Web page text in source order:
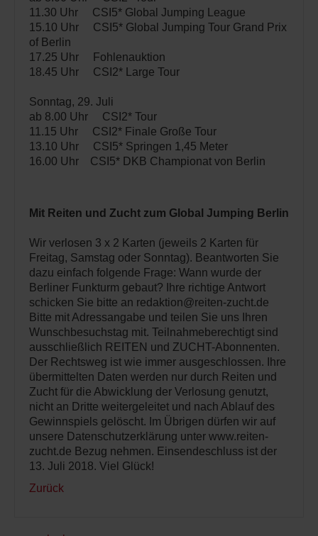
11.30 Uhr CSI5* Global Jumping League
15.10 Uhr CSI5* Global Jumping Tour Grand Prix
of Berlin
17.25 Uhr Fohlenauktion
18.45 Uhr CSI2* Large Tour
Sonntag, 29. Juli
ab 8.00 Uhr CSI2* Tour
11.15 Uhr CSI2* Finale Große Tour
13.10 Uhr CSI5* Springen 1,45 Meter
16.00 Uhr CSI5* DKB Championat von Berlin
Mit Reiten und Zucht zum Global Jumping Berlin
Wir verlosen 3 x 2 Karten (jeweils 2 Karten für
Freitag, Samstag oder Sonntag). Beantworten Sie
dazu einfach folgende Frage: Wann wurde der
Berliner Funkturm gebaut? Ihre richtige Antwort
schicken Sie bitte an redaktion@reiten-zucht.de
Bitte mit Adressangabe und teilen Sie uns Ihren
Wunschbesuchstag mit. Teilnahmeberechtigt sind
ausschließlich REITEN und ZUCHT-Abonnenten.
Der Rechtsweg ist wie immer ausgeschlossen. Ihre
übermittelten Daten werden nur durch Reiten und
Zucht für die Abwicklung der Verlosung genutzt,
nicht an Dritte weitergeleitet und nach Ablauf des
Gewinnspiels gelöscht. Im Übrigen dürfen wir auf
unsere Datenschutzerklärung unter www.reiten-
zucht.de Bezug nehmen. Einsendeschluss ist der
13. Juli 2018. Viel Glück!
Zurück